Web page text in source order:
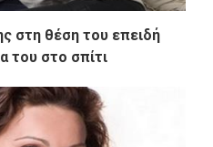
στη θέση του επειδή
του στο σπίτι